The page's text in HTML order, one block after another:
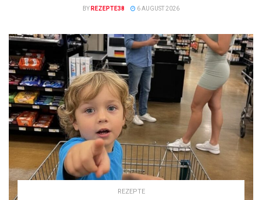
BY REZEPTE38 6 AUGUST 2026
REZEPTE